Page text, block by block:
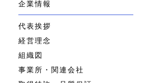
企業情報
代表挨拶
経営理念
組織図
事業所・関連会社